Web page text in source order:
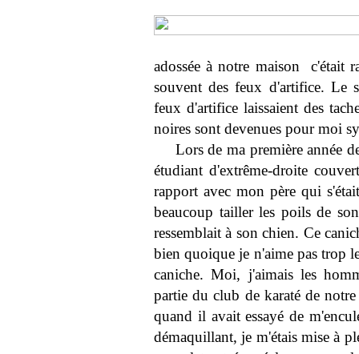
adossée à notre maison 
souvent des feux d'artifice. Le
feux d'artifice laissaient des
noires sont devenues pour moi
Lors de ma première année
étudiant d'extrême-droite
rapport avec mon père qui
beaucoup tailler les poils de
ressemblait à son chien. Ce
bien quoique je n'aime pas trop
caniche. Moi, j'aimais les
partie du club de karaté de
quand il avait essayé de
démaquillant, je m'étais mise à